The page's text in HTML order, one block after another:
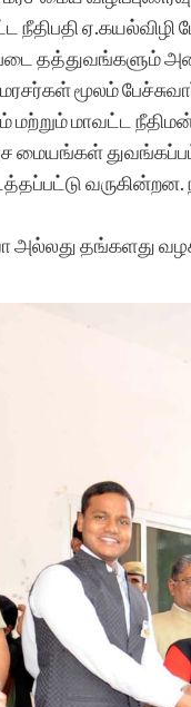
நீதிபதி ஏ.கயல்விழி
தத்துவங்களும்
மூலம்
மற்றும் மாவட்ட
மையங்கள்
அல்லது தங்களது